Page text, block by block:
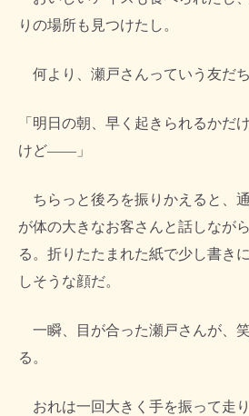
りの場所も見つけたし。
何より、瀬戸さんっていう友だち
「明日の朝、早く起きられるかだ
けど――」
ちらっと後ろを振りかえると、
が体の大きなお客さんと話しなが
る。折りたたまれた紙で少し書き
しそうな顔だ。
一瞬、目が合った瀬戸さんが、
る。
おれは一回大きく手を振って走